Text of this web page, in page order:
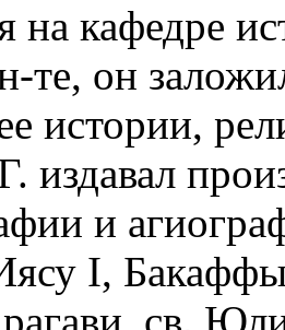
на кафедре
те, он
истории,
издавал
и
I,
св.